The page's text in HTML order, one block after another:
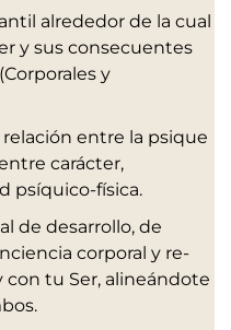
alrededor de la cual
y sus consecuentes
y
entre la psique
carácter,
psíquico-física.
de desarrollo, de
corporal y re-
tu Ser, alineándote